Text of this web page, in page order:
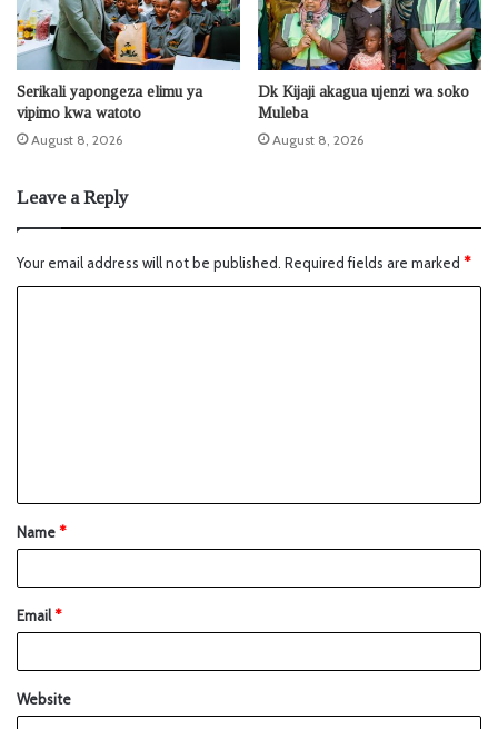
Serikali yapongeza elimu ya
vipimo kwa watoto
August 8, 2026
Dk Kijaji akagua ujenzi wa soko
Muleba
August 8, 2026
Leave a Reply
Your email address will not be published. Required fields are marked *
Name*
Email*
Website